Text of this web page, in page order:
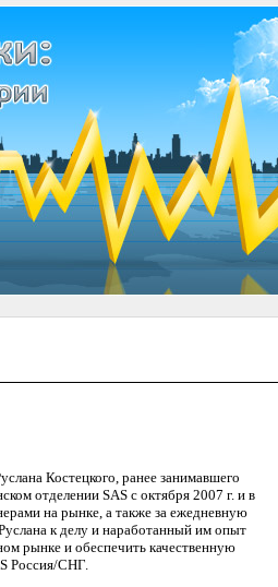
Костецкого, ранее занимавшего
отделении SAS с октября 2007 г. и в
на рынке, а также за ежедневную
к делу и наработанный им опыт
рынке и обеспечить качественную
Россия/СНГ.